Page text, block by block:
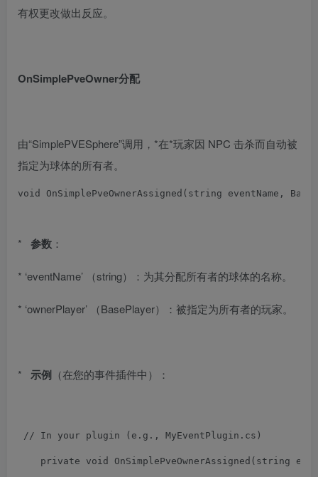
有权更改做出反应。
OnSimplePveOwner分配
由“SimplePVESphere”调用，*在*玩家因 NPC 击杀而自动被
指定为球体的所有者。
void OnSimplePveOwnerAssigned ( string eventName ,
* 参数 ：
* ‘eventName’ （string）：为其分配所有者的球体的名称。
* ‘ownerPlayer’ （BasePlayer）：被指定为所有者的玩家。
* 示例 （在您的事件插件中）：
// In your plugin (e.g., MyEventPlugin.cs)
private void OnSimplePveOwnerAssigned ( string